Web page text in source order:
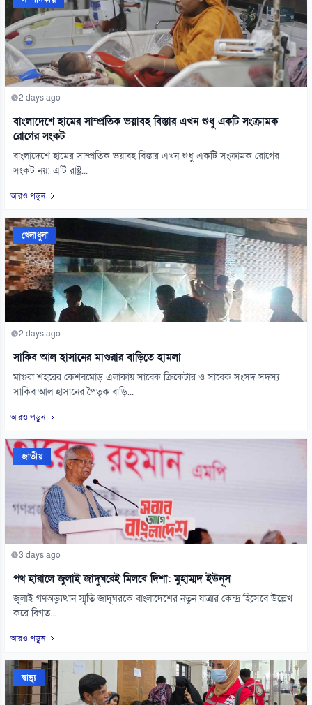
2 days ago
বাংলাদেশে হামের সাম্প্রতিক ভয়াবহ বিস্তার এখন শুধু একটি সংক্রামক
রোগের সংকট
বাংলাদেশে হামের সাম্প্রতিক ভয়াবহ বিস্তার এখন শুধু একটি সংক্রামক রোগের
সংকট নয়; এটি রাষ্ট্র...
আরও পড়ুন
খেলাধুলা
2 days ago
সাকিব আল হাসানের মাগুরার বাড়িতে হামলা
মাগুরা শহরের কেশবমোড় এলাকায় সাবেক ক্রিকেটার ও সাবেক সংসদ সদস্য
সাকিব আল হাসানের পৈতৃক বাড়ি...
আরও পড়ুন
জাতীয়
3 days ago
পথ হারালে জুলাই জাদুঘরেই মিলবে দিশা: মুহাম্মদ ইউনূস
জুলাই গণঅভ্যুত্থান স্মৃতি জাদুঘরকে বাংলাদেশের নতুন যাত্রার কেন্দ্র হিসেবে উল্লেখ
করে বিগত...
আরও পড়ুন
স্বাস্থ্য